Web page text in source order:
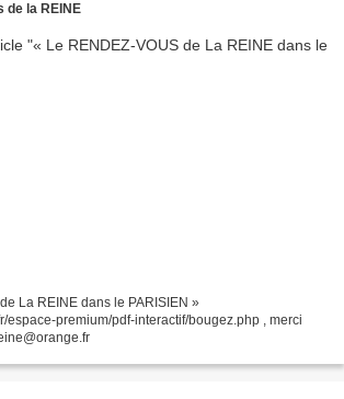
de la REINE
La REINE dans le PARISIEN »
espace-premium/pdf-interactif/bougez.php , merci